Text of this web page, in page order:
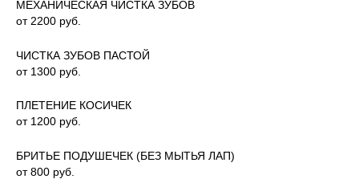
МЕХАНИЧЕСКАЯ ЧИСТКА ЗУБОВ
от 2200 руб.
ЧИСТКА ЗУБОВ ПАСТОЙ
от 1300 руб.
ПЛЕТЕНИЕ КОСИЧЕК
от 1200 руб.
БРИТЬЕ ПОДУШЕЧЕК (БЕЗ МЫТЬЯ ЛАП)
от 800 руб.